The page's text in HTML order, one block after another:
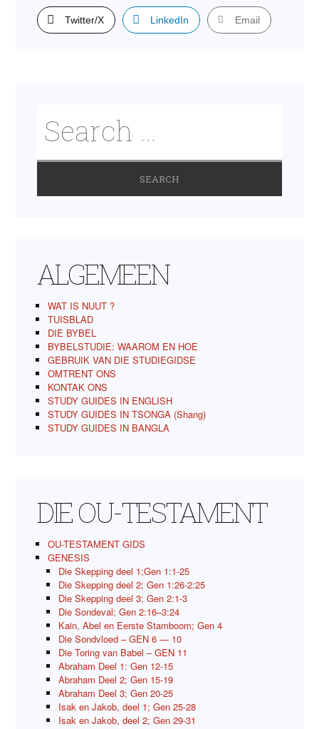
Twitter/X LinkedIn Email
ALGEMEEN
WAT IS NUUT ?
TUISBLAD
DIE BYBEL
BYBELSTUDIE: WAAROM EN HOE
GEBRUIK VAN DIE STUDIEGIDSE
OMTRENT ONS
KONTAK ONS
STUDY GUIDES IN ENGLISH
STUDY GUIDES IN TSONGA (Shang)
STUDY GUIDES IN BANGLA
DIE OU-TESTAMENT
OU-TESTAMENT GIDS
GENESIS
Die Skepping deel 1;Gen 1:1-25
Die Skepping deel 2; Gen 1:26-2:25
Die Skepping deel 3; Gen 2:1-3
Die Sondeval; Gen 2:16–3:24
Kain, Abel en Eerste Stamboom; Gen 4
Die Sondvloed – GEN 6 — 10
Die Toring van Babel – GEN 11
Abraham Deel 1: Gen 12-15
Abraham Deel 2; Gen 15-19
Abraham Deel 3; Gen 20-25
Isak en Jakob, deel 1; Gen 25-28
Isak en Jakob, deel 2; Gen 29-31